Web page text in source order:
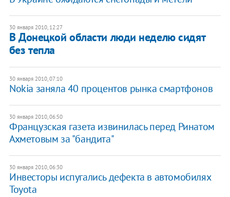
30 января 2010, 12:27
В Донецкой области люди неделю сидят
без тепла
30 января 2010, 07:10
Nokia заняла 40 процентов рынка смартфонов
30 января 2010, 06:50
Французская газета извинилась перед Ринатом
Ахметовым за "бандита"
30 января 2010, 06:30
Инвесторы испугались дефекта в автомобилях
Toyota